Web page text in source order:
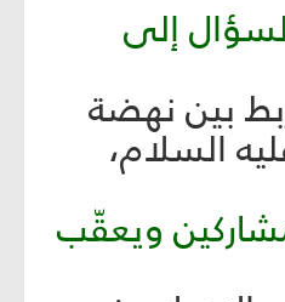
إلى
بين نهضة
السلام،
ويعقّب